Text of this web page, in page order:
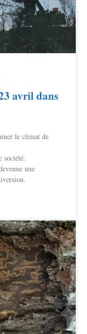
avril dans
le climat de
société.
une